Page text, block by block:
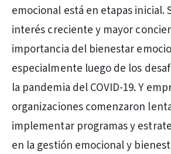
emocional está en etapas inicial.
interés creciente y mayor
importancia del bienestar
especialmente luego de los
la pandemia del COVID-19. Y
organizaciones comenzaron
implementar programas y
en la gestión emocional y